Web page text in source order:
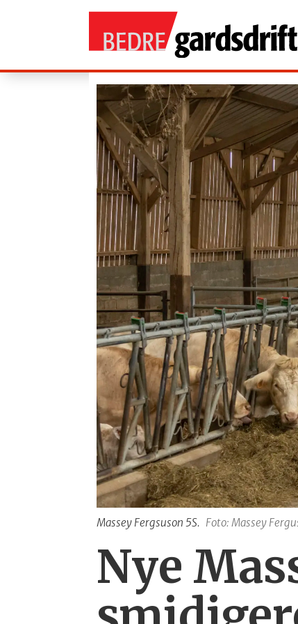
Massey Fergsuson 5S. Foto: Massey
Nye